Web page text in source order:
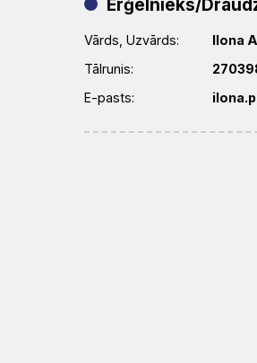
Ērģelnieks/
Vārds, Uzvārds:
Ilona
Tālrunis:
E-pasts: